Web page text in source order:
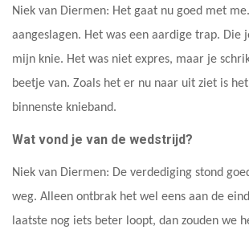
Niek van Diermen: Het gaat nu goed met
aangeslagen. Het was een aardige trap. Die
mijn knie. Het was niet expres, maar je
beetje van. Zoals het er nu naar uit ziet is
binnenste knieband.
Wat vond je van de wedstrijd?
Niek van Diermen: De verdediging stond
weg. Alleen ontbrak het wel eens aan de
laatste nog iets beter loopt, dan zouden we